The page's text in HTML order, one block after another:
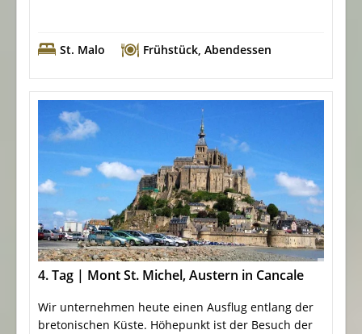
St. Malo Frühstück, Abendessen
4. Tag | Mont St. Michel, Austern in Cancale
Wir unternehmen heute einen Ausflug entlang der
bretonischen Küste. Höhepunkt ist der Besuch der